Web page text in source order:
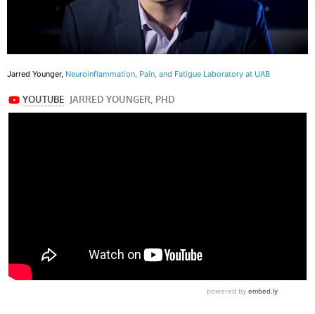
Jarred Younger, Neuroinflammation, Pain, and Fatigue Laboratory at UAB